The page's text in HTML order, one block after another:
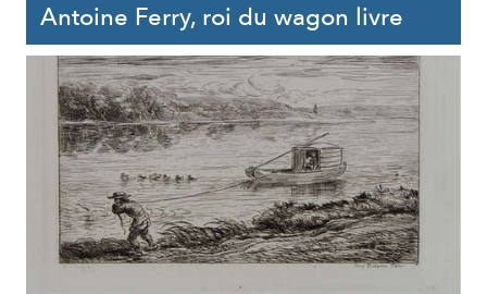
Antoine Ferry, roi du wagon livre